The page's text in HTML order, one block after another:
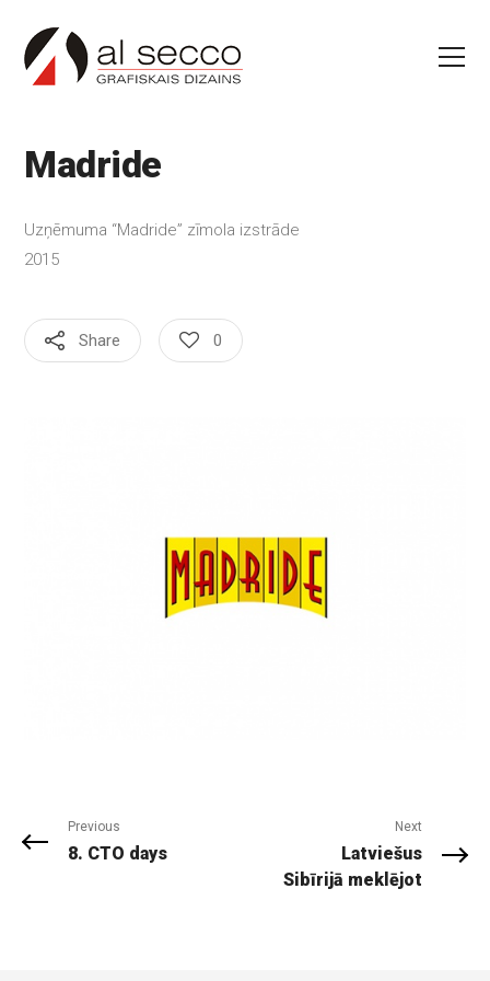
Madride
Uzņēmuma “Madride” zīmola izstrāde
2015
Share 0
Previous
8. CTO days
Next
Latviešus
Sibīrijā meklējot